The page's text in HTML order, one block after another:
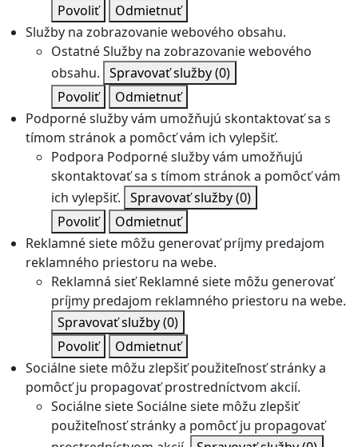
Povoliť
Odmietnuť
Služby na zobrazovanie webového obsahu.
OstatnéSlužby na zobrazovanie webového
obsahu. Spravovať služby(0)
Povoliť
Odmietnuť
Podporné služby vám umožňujú skontaktovať sa s
tímom stránok a pomôcť vám ich vylepšiť.
Podpora Podporné služby vám umožňujú
skontaktovať sa s tímom stránok a pomôcť vám
ich vylepšiť. Spravovať služby(0)
Povoliť
Odmietnuť
Reklamné siete môžu generovať príjmy predajom
reklamného priestoru na webe.
Reklamná sieť Reklamné siete môžu generovať
príjmy predajom reklamného priestoru na webe.
Spravovať služby(0)
Povoliť
Odmietnuť
Sociálne siete môžu zlepšiť použiteľnosť stránky a
pomôcť ju propagovať prostredníctvom akcií.
Sociálne sieteSociálne siete môžu zlepšiť
použiteľnosť stránky a pomôcť ju propagovať